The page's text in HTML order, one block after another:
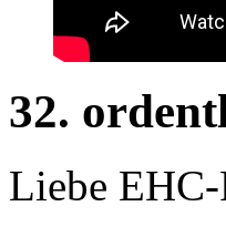
32.
Liebe